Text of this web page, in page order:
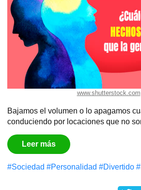
www.shutterstock.com
Bajamos el volumen o lo apagamos
conduciendo por locaciones que no
Leer más
#Sociedad #Personalidad #Divertido